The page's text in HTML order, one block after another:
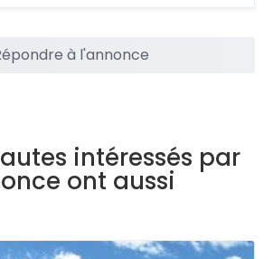
à l'annonce
intéressés par
ont aussi